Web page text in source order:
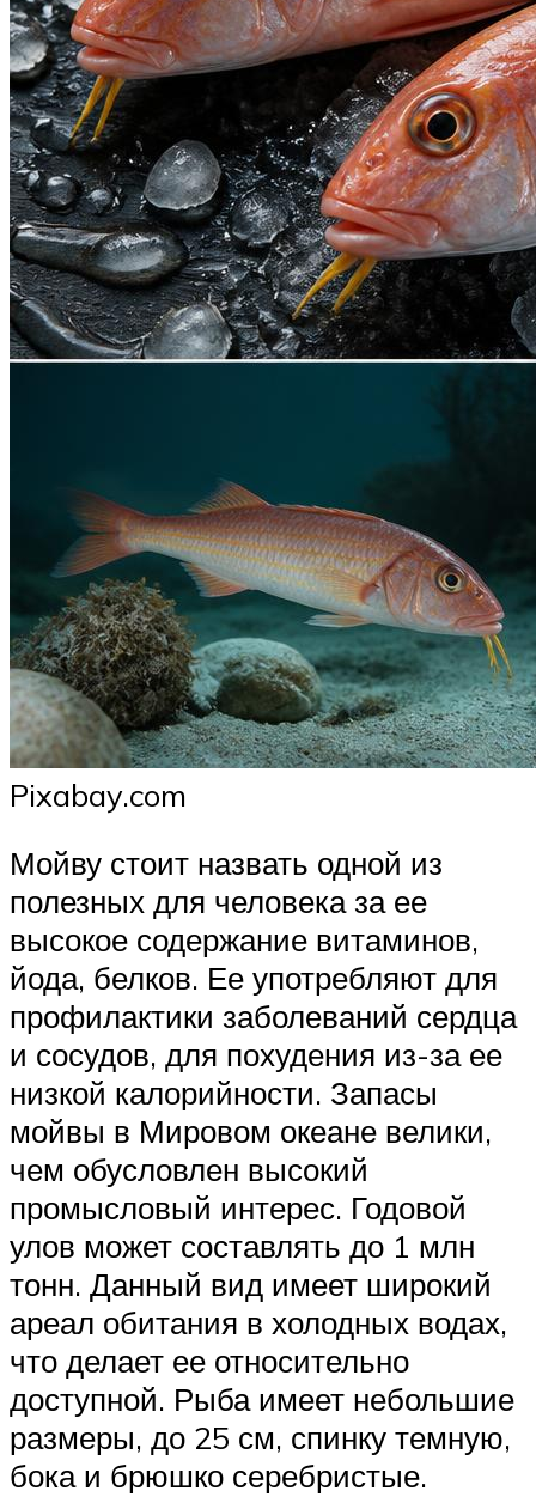
Pixabay.com
Мойву стоит назвать одной из
полезных для человека за ее
высокое содержание витаминов,
йода, белков. Ее употребляют для
профилактики заболеваний сердца
и сосудов, для похудения из-за ее
низкой калорийности. Запасы
мойвы в Мировом океане велики,
чем обусловлен высокий
промысловый интерес. Годовой
улов может составлять до 1 млн
тонн. Данный вид имеет широкий
ареал обитания в холодных водах,
что делает ее относительно
доступной. Рыба имеет небольшие
размеры, до 25 см, спинку темную,
бока и брюшко серебристые.